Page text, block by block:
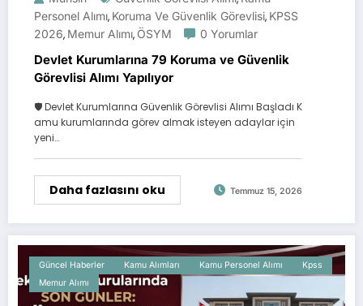
Personel Alımı, Koruma Ve Güvenlik Görevlisi, KPSS
2026, Memur Alımı, ÖSYM 0 Yorumlar
Devlet Kurumlarına 79 Koruma ve Güvenlik
Görevlisi Alımı Yapılıyor
🛡️ Devlet Kurumlarına Güvenlik Görevlisi Alımı Başladı K
amu kurumlarında görev almak isteyen adaylar için
yeni…
Daha fazlasını oku Temmuz 15, 2026
Güncel Haberler Kamu Alımları Kamu Personel Alımı
Kpss
Memur Alımı